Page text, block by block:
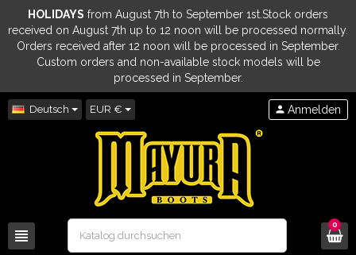
HOLIDAYS from August 7th to September 1st.Stock orders
received on August 7th up to 12 noon will be processed normally.
Orders received after 12 noon will be processed in September.
Custom orders and non-available stock models will be
processed in September.
Deutsch EUR €
view_headline
person Anmelden
0